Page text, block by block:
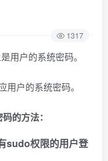
1317
用户的系统密码。
户的系统密码。
的方法：
sudo权限的用户登